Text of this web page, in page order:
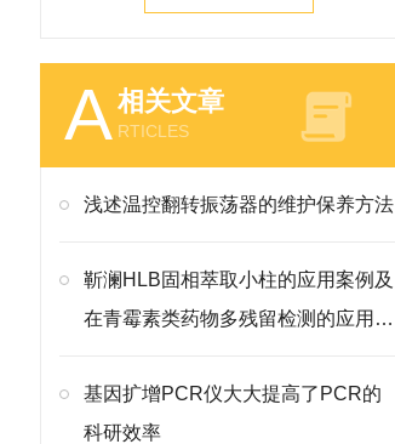
A相关文章
RTICLES
浅述温控翻转振荡器的维护保养方法
靳澜HLB固相萃取小柱的应用案例及
在青霉素类药物多残留检测的应用方
基因扩增PCR仪大大提高了PCR的
科研效率